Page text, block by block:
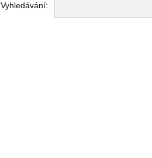
Vyhledávání: